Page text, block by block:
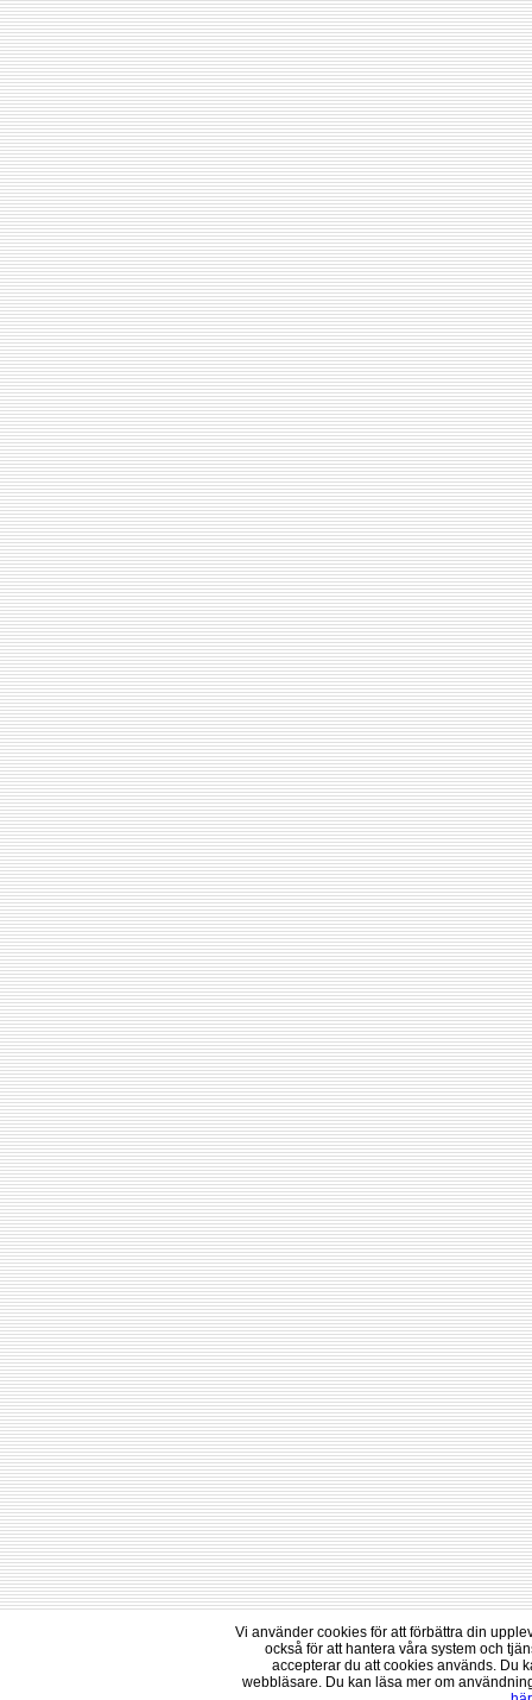
Vi använder cookies för att förbättra din
också för att hantera våra system och
accepterar du att cookies används. Du
webbläsare. Du kan läsa mer om